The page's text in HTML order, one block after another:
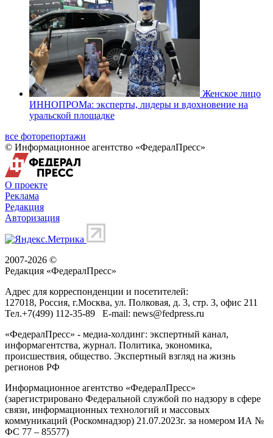
Женское лицо
ИННОПРОМа: эксперты, лидеры и вдохновение на
уральской площадке
все фоторепортажи
© Информационное агентство «ФедералПресс»
О проекте
Реклама
Редакция
Авторизация
2007-2026 ©
Редакция «ФедералПресс»
Адрес для корреспонденции и посетителей:
127018, Россия, г.Москва, ул. Полковая, д. 3, стр. 3, офис 211
Тел.+7(499) 112-35-89 E-mail: news@fedpress.ru
«ФедералПресс» - медиа-холдинг: экспертный канал,
информагентства, журнал. Политика, экономика,
происшествия, общество. Экспертный взгляд на жизнь
регионов РФ
Информационное агентство «ФедералПресс»
(зарегистрировано Федеральной службой по надзору в сфере
связи, информационных технологий и массовых
коммуникаций (Роскомнадзор) 21.07.2023г. за номером ИА №
ФС 77 – 85577)